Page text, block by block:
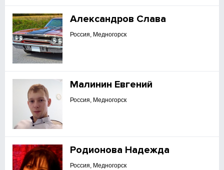
Александров Слава
Россия, Медногорск
Малинин Евгений
Россия, Медногорск
Родионова Надежда
Россия, Медногорск